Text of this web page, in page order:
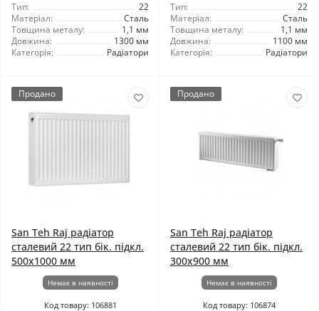
Тип:
22
Матеріал:
Сталь
Товщина металу:
1,1 мм
Довжина:
1300 мм
Категорія:
Радіатори
Тип:
22
Матеріал:
Сталь
Товщина металу:
1,1 мм
Довжина:
1100 мм
Категорія:
Радіатори
Продано
San Teh Raj радіатор
сталевий 22 тип бік. підкл.
500x1000 мм
Немає в наявності
Код товару: 106881
Продано
San Teh Raj радіатор
сталевий 22 тип бік. підкл.
300x900 мм
Немає в наявності
Код товару: 106874